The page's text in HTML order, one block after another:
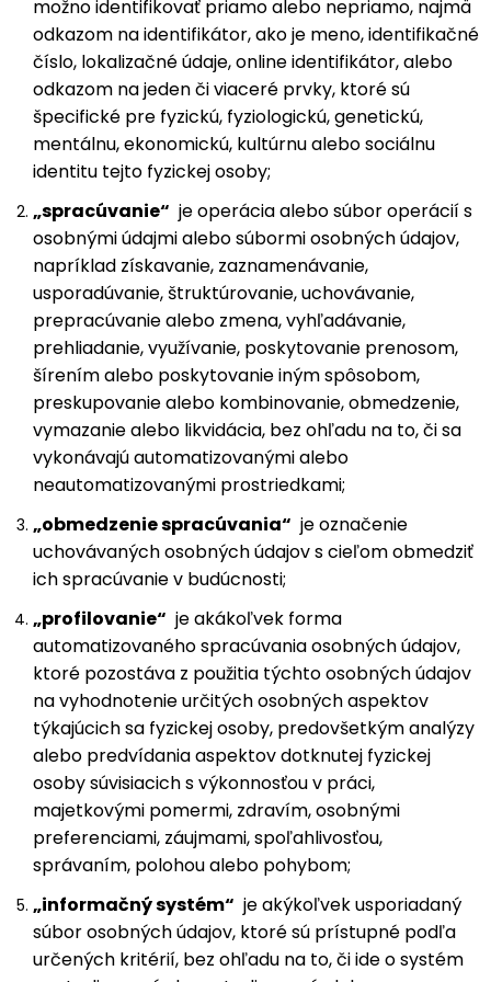
možno identifikovať priamo alebo nepriamo, najmä
odkazom na identifikátor, ako je meno, identifikačné
číslo, lokalizačné údaje, online identifikátor, alebo
odkazom na jeden či viaceré prvky, ktoré sú
špecifické pre fyzickú, fyziologickú, genetickú,
mentálnu, ekonomickú, kultúrnu alebo sociálnu
identitu tejto fyzickej osoby;
„spracúvanie“ je operácia alebo súbor operácií s
osobnými údajmi alebo súbormi osobných údajov,
napríklad získavanie, zaznamenávanie,
usporadúvanie, štruktúrovanie, uchovávanie,
prepracúvanie alebo zmena, vyhľadávanie,
prehliadanie, využívanie, poskytovanie prenosom,
šírením alebo poskytovanie iným spôsobom,
preskupovanie alebo kombinovanie, obmedzenie,
vymazanie alebo likvidácia, bez ohľadu na to, či sa
vykonávajú automatizovanými alebo
neautomatizovanými prostriedkami;
„obmedzenie spracúvania“ je označenie
uchovávaných osobných údajov s cieľom obmedziť
ich spracúvanie v budúcnosti;
„profilovanie“ je akákoľvek forma
automatizovaného spracúvania osobných údajov,
ktoré pozostáva z použitia týchto osobných údajov
na vyhodnotenie určitých osobných aspektov
týkajúcich sa fyzickej osoby, predovšetkým analýzy
alebo predvídania aspektov dotknutej fyzickej
osoby súvisiacich s výkonnosťou v práci,
majetkovými pomermi, zdravím, osobnými
preferenciami, záujmami, spoľahlivosťou,
správaním, polohou alebo pohybom;
„informačný systém“ je akýkoľvek usporiadaný
súbor osobných údajov, ktoré sú prístupné podľa
určených kritérií, bez ohľadu na to, či ide o systém